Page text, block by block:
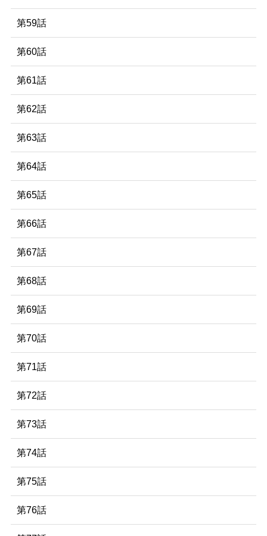
第59話
第60話
第61話
第62話
第63話
第64話
第65話
第66話
第67話
第68話
第69話
第70話
第71話
第72話
第73話
第74話
第75話
第76話